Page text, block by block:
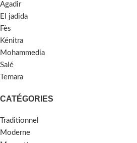
Agadir
El jadida
Fès
Kénitra
Mohammedia
Salé
Temara
CATÉGORIES
Traditionnel
Moderne